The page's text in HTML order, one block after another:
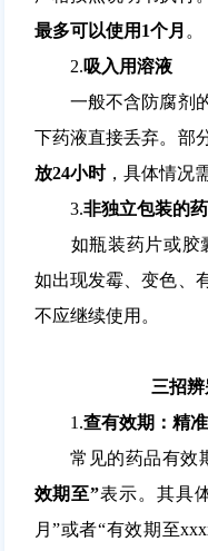
最多可以使用1个月 。
2.吸入用溶液
一般不含防腐剂
下药液直接丢弃。部
放24小时，具体情况
3.非独立包装的
如瓶装药片或胶
如出现发霉、变色、
不应继续使用。
三招
1.查有效期：精
常见的药品有效
效期至”表示。其具
月”或者“有效期至